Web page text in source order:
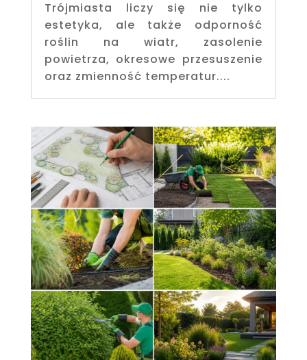
Trójmiasta liczy się nie tylko
estetyka, ale także odporność
roślin na wiatr, zasolenie
powietrza, okresowe przesuszenie
oraz zmienność temperatur....